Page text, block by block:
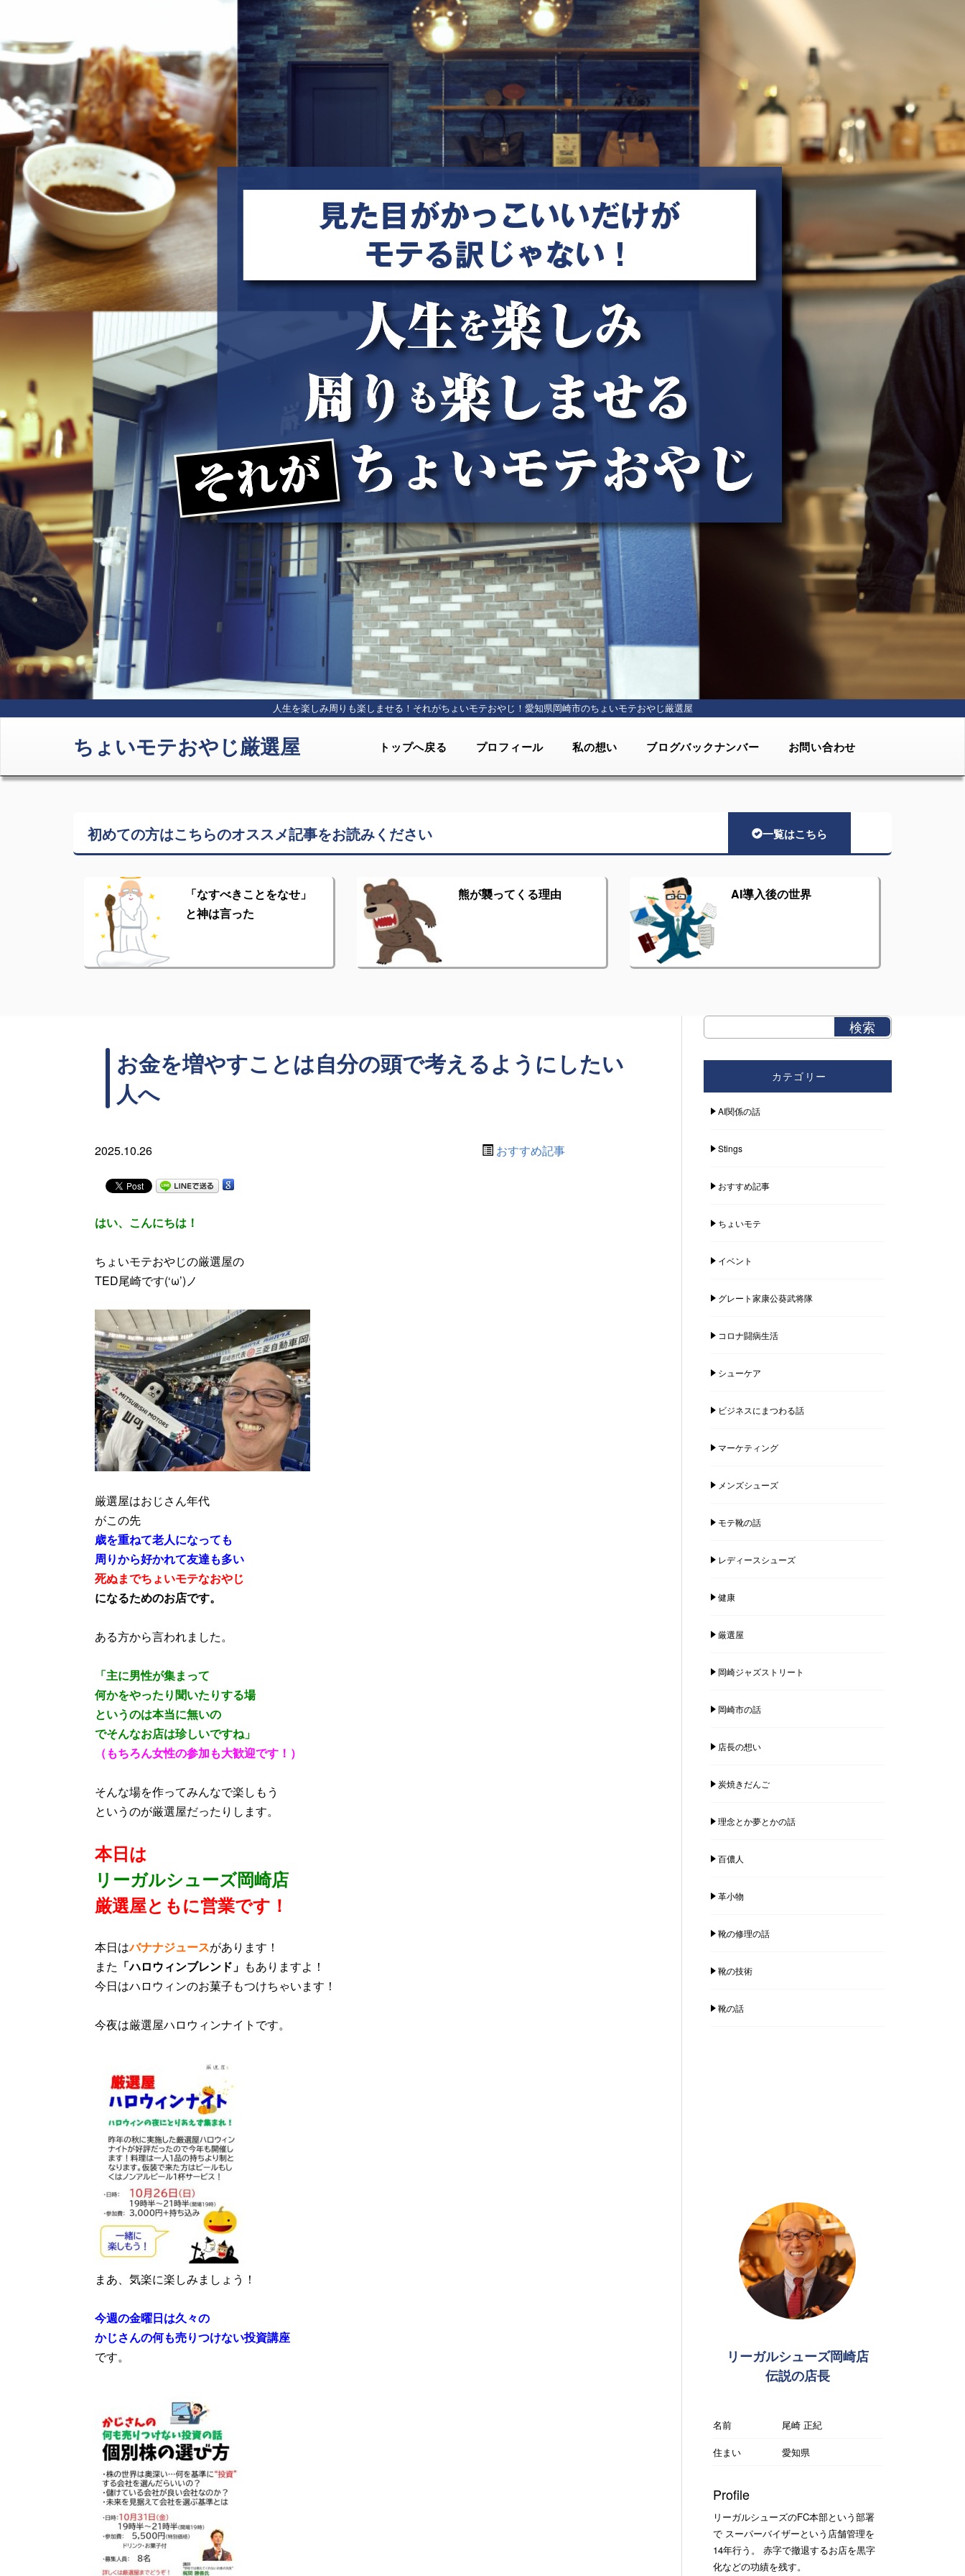
人生を楽しみ周りも楽しませる！それがちょいモテおやじ！ 愛知県岡崎市のちょいモテおやじ厳選屋
ちょいモテおやじ厳選屋 トップへ戻る プロフィール 私の想い ブログバックナンバー お問い合わせ
初めての方はこちらのオススメ記事をお読みください 一覧はこちら
「なすべきことをなせ」
と神は言った
熊が襲ってくる理由 AI導入後の世界
お金を増やすことは自分の頭で考えるようにしたい
人へ
2025.10.26 おすすめ記事
はい、こんにちは！
ちょいモテおやじの厳選屋の
TED尾崎です(‘ω’)ノ
厳選屋はおじさん年代
がこの先
歳を重ねて老人になっても
周りから好かれて友達も多い
死ぬまでちょいモテなおやじ
になるためのお店です。
ある方から言われました。
「主に男性が集まって
何かをやったり聞いたりする場
というのは本当に無いの
でそんなお店は珍しいですね」
（もちろん女性の参加も大歓迎です！）
そんな場を作ってみんなで楽しもう
というのが厳選屋だったりします。
本日は
リーガルシューズ岡崎店
厳選屋ともに営業です！
本日はバナナジュースがあります！
また 「ハロウィンブレンド」 もありますよ！
今日はハロウィンのお菓子もつけちゃいます！
今夜は厳選屋ハロウィンナイトです。
まあ、気楽に楽しみましょう！
今週の金曜日は久々の
かじさんの何も売りつけない投資講座
です。
カテゴリー
AI関係の話
Stings
おすすめ記事
ちょいモテ
イベント
グレート家康公葵武将隊
コロナ闘病生活
シューケア
ビジネスにまつわる話
マーケティング
メンズシューズ
モテ靴の話
レディースシューズ
健康
厳選屋
岡崎ジャズストリート
岡崎市の話
店長の想い
炭焼きだんご
理念とか夢とかの話
百儂人
革小物
靴の修理の話
靴の技術
靴の話
リーガルシューズ岡崎店
伝説の店長
名前
尾崎 正紀
住まい
愛知県
Profile
リーガルシューズのFC本部という部署
で スーパーバイザーという店舗管理を
14年行う。 赤字で撤退するお店を黒字
化などの功績を残す。